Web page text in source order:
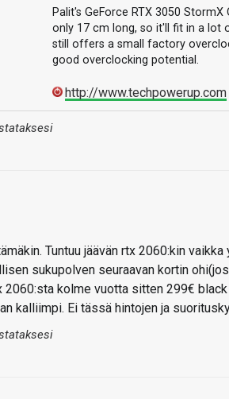
Palit's GeForce RTX 3050
only 17 cm long, so it'll fit in a lot
still offers a small factory
good overclocking potential.
http://www.techpowerup.com
Tuntuu jäävän rtx 2060:kin
sukupolven seuraavan kortin
2060:sta kolme vuotta sitten 299€
kalliimpi. Ei tässä hintojen ja